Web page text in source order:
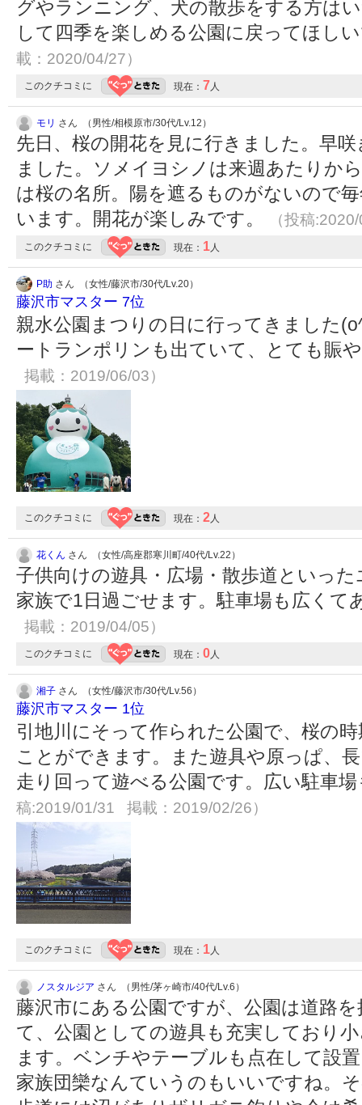
グやランニング、犬の散歩をする方は
して四季を楽しめる公園に戻ってほし
載：2020/04/27）
このクチコミに 現在： 7人
モリ さん （男性/相模原市/30代/Lv.12）
先日、桜の開花を見に行きました。早
ました。ソメイヨシノは来週あたりか
は桜の名所。陽を遮るものがないので
います。開花が楽しみです。
（投稿
このクチコミに 現在： 1人
P助 さん （女性/藤沢市/30代/Lv.20）
藤沢市マスター 7位
親水公園まつりの日に行ってきました
ートランポリンも出ていて、とても賑
掲載：2019/06/03）
このクチコミに 現在： 2人
花くん さん （女性/高座郡寒川町/40代/Lv.22）
子供向けの遊具・広場・散歩道といっ
家族で1日過ごせます。駐車場も広くて
掲載：2019/04/05）
このクチコミに 現在： 0人
湘子 さん （女性/藤沢市/30代/Lv.56）
藤沢市マスター 1位
引地川にそって作られた公園で、桜の
ことができます。また遊具や原っぱ、
走り回って遊べる公園です。広い駐車
稿:2019/01/31 掲載：2019/02/26）
このクチコミに 現在： 1人
ノスタルジア さん （男性/茅ヶ崎市/40代/Lv.6）
藤沢市にある公園ですが、公園は道路
て、公園としての遊具も充実しており
ます。ベンチやテーブルも点在して設
家族団欒なんていうのもいいですね。